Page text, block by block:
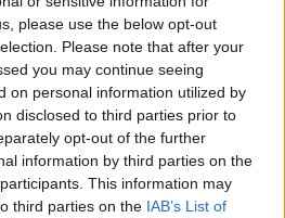
please use the below opt-out
Please note that after your
you may continue seeing
on personal information utilized by
disclosed to third parties prior to
opt-out of the further
information by third parties on the
This information may
third parties on the IAB’s List of